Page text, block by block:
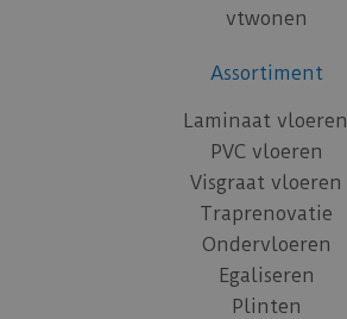
vtwonen
Assortiment
Laminaat vloeren
PVC vloeren
Visgraat vloeren
Traprenovatie
Ondervloeren
Egaliseren
Plinten